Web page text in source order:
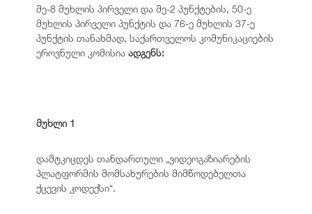
მე-8 მუხლის პირველი და მე-2 პუნქტების, 50-ე
მუხლის პირველი პუნქტის და 76-ე მუხლის 37-ე
პუნქტის თანახმად, საქართველოს კომუნიკაციების
ეროვნული კომისიაადგენს:
მუხლი 1
დამტკიცდეს თანდართული „ვიდეოგაზიარების
პლატფორმის მომსახურების მიმწოდებელთა
ქცევის კოდექსი“.